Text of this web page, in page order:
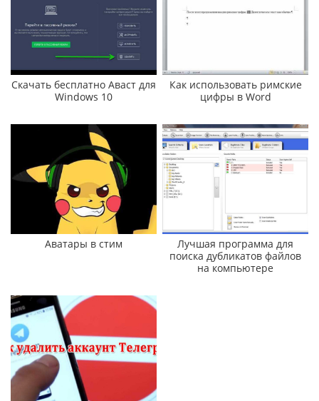
Скачать бесплатно Аваст для
Windows 10
Как использовать римские
цифры в Word
Аватары в стим
Лучшая программа для
поиска дубликатов файлов
на компьютере